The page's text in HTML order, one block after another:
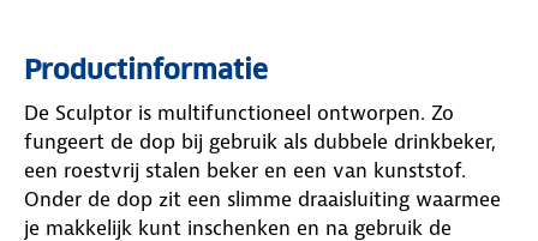
Productinformatie
De Sculptor is multifunctioneel ontworpen. Zo
fungeert de dop bij gebruik als dubbele drinkbeker,
een roestvrij stalen beker en een van kunststof.
Onder de dop zit een slimme draaisluiting waarmee
je makkelijk kunt inschenken en na gebruik de